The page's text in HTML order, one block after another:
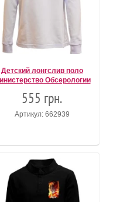
Детский лонгслив поло
Обсерологии
555 грн.
Артикул: 662939